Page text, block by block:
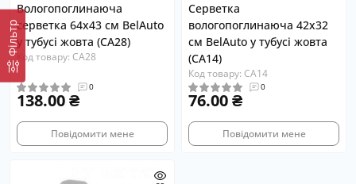
Фiльтр
Вологопоглинаюча
серветка 64х43 см BelAuto
у тубусі жовта (CA28)
Код товару: CA28
0
138.00 ₴
Повідомити мене
Серветка
вологопоглинаюча 42х32
см BelAuto у тубусі жовта
(CA14)
Код товару: CA14
0
76.00 ₴
Повідомити мене